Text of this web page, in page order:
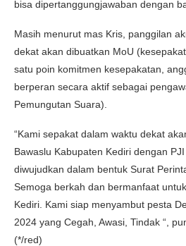
bisa dipertanggungjawaban dengan
Masih menurut mas Kris, panggilan
dekat akan dibuatkan MoU
satu poin komitmen kesepakatan,
berperan secara aktif sebagai
Pemungutan Suara).
“Kami sepakat dalam waktu dekat
Bawaslu Kabupaten Kediri dengan
diwujudkan dalam bentuk Surat
Semoga berkah dan bermanfaat
Kediri. Kami siap menyambut pesta
2024 yang Cegah, Awasi, Tindak “,
(*/red)